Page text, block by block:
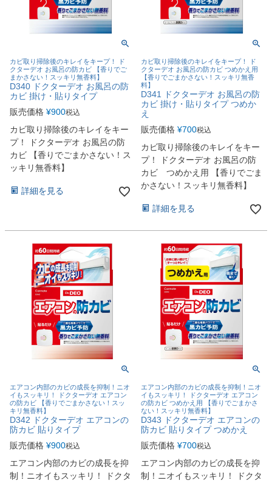
カビ取り掃除後のキレイをキープ！ ド
クターデオ お風呂の防カビ 【香りでご
まかさない！スッキリ無香料】
D340 ドクターデオ お風呂の防
カビ 掛け・貼りタイプ
販売価格 ¥900税込
カビ取り掃除後のキレイをキー
プ！ ドクターデオ お風呂の防
カビ 【香りでごまかさない！ス
ッキリ無香料】
詳細を見る
カビ取り掃除後のキレイをキープ！ ド
クターデオ お風呂の防カビ つめかえ用
【香りでごまかさない！スッキリ無香
料】
D341 ドクターデオ お風呂の防
カビ 掛け・貼りタイプ つめか
え
販売価格 ¥700税込
カビ取り掃除後のキレイをキー
プ！ ドクターデオ お風呂の防
カビ つめかえ用 【香りでごま
かさない！スッキリ無香料】
詳細を見る
エアコン内部のカビの成長を抑制！ニオ
イもスッキリ！ ドクターデオ エアコン
の防カビ 【香りでごまかさない！スッ
キリ無香料】
D342 ドクターデオ エアコンの
防カビ 貼りタイプ
販売価格 ¥900税込
エアコン内部のカビの成長を抑
制！ニオイもスッキリ！ ドクタ
エアコン内部のカビの成長を抑制！ニオ
イもスッキリ！ ドクターデオ エアコン
の防カビ つめかえ用 【香りでごまかさ
ない！スッキリ無香料】
D343 ドクターデオ エアコンの
防カビ 貼りタイプ つめかえ
販売価格 ¥700税込
エアコン内部のカビの成長を抑
制！ニオイもスッキリ！ ドクタ